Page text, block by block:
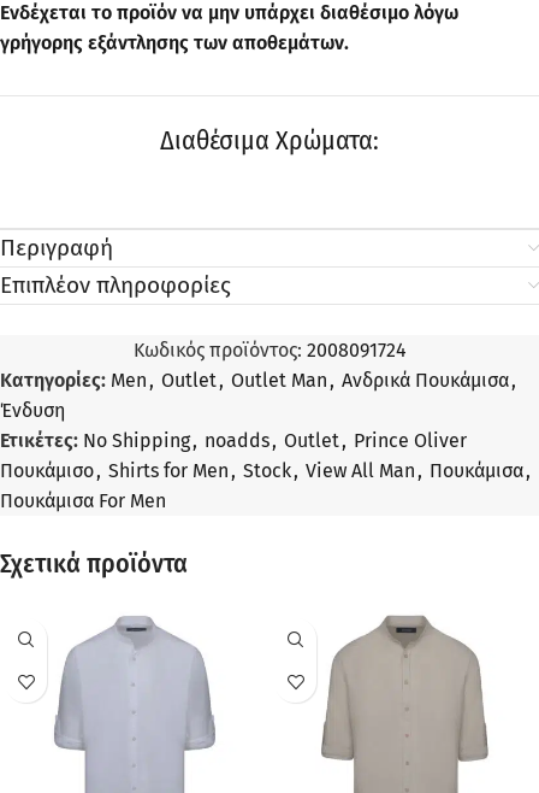
Ενδέχεται το προϊόν να μην υπάρχει διαθέσιμο λόγω
γρήγορης εξάντλησης των αποθεμάτων.
Διαθέσιμα Χρώματα:
Περιγραφή
Επιπλέον πληροφορίες
Κωδικός προϊόντος: 2008091724
Κατηγορίες: Men, Outlet, Outlet Man, Ανδρικά Πουκάμισα,
Ένδυση
Ετικέτες: No Shipping, noadds, Outlet, Prince Oliver
Πουκάμισο, Shirts for Men, Stock, View All Man, Πουκάμισα,
Πουκάμισα For Men
Σχετικά προϊόντα
ΠΡΟΣΦΟΡΆ ΠΡΟΣΦΟΡΆ